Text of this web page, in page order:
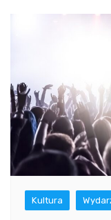
Kultura